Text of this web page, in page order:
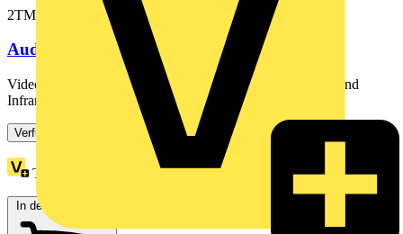
2TMA200160N0037
Audio/Video-Modul 180
Videokamera mit automatischer Tag-/Nacht-Umschaltung und
Infrarot-LEDs zur Ausleuchtung der Nachtaufnahmen. ...
Verfügbar: 3 Händler
Treuepunkte:
In den Warenkorb